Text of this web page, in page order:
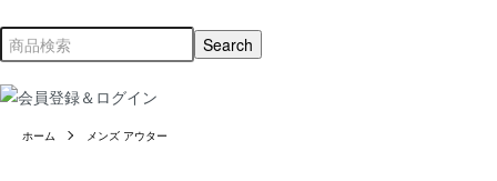
ホーム メンズ アウター